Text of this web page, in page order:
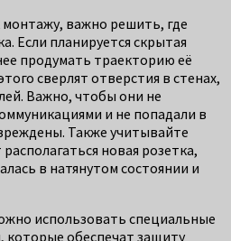
важно решить, где
Если планируется скрытая
продумать траекторию её
сверлят отверстия в стенах,
Важно, чтобы они не
и не попадали в
Также учитывайте
новая розетка,
в натянутом состоянии и
использовать специальные
которые обеспечат защиту